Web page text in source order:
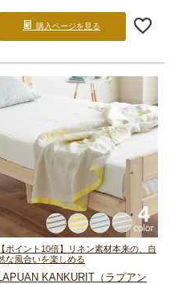
購入ページを見る
【ポイント10倍】リネン素材本来の、自
な風合いを楽しめる
KANKURIT（ラプアン